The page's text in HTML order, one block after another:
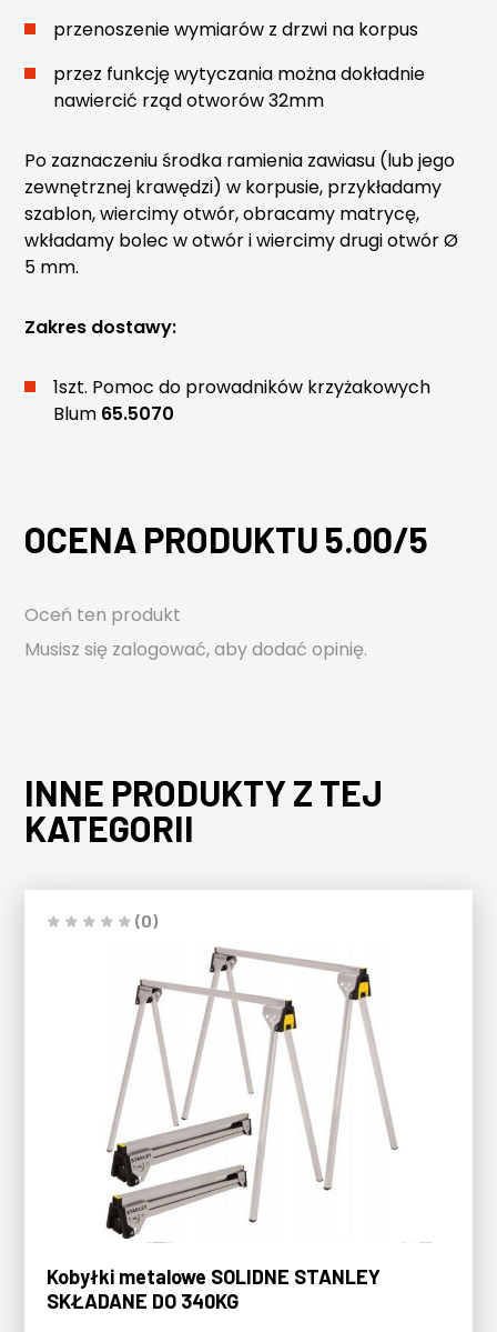
przenoszenie wymiarów z drzwi na korpus
przez funkcję wytyczania można dokładnie
nawiercić rząd otworów 32mm
Po zaznaczeniu środka ramienia zawiasu (lub jego
zewnętrznej krawędzi) w korpusie, przykładamy
szablon, wiercimy otwór, obracamy matrycę,
wkładamy bolec w otwór i wiercimy drugi otwór Ø
5 mm.
Zakres dostawy:
1szt. Pomoc do prowadników krzyżakowych
Blum 65.5070
OCENA PRODUKTU 5.00/5
Oceń ten produkt
Musisz się zalogować, aby dodać opinię.
INNE PRODUKTY Z TEJ
KATEGORII
(0)
Kobyłki metalowe SOLIDNE STANLEY
SKŁADANE DO 340KG